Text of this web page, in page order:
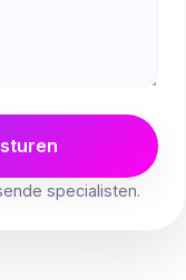
specialisten.